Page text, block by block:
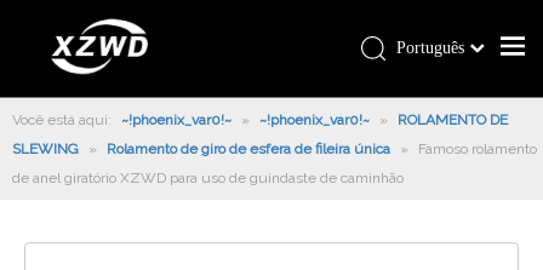
Português
Você está aqui: ~!phoenix_var0!~ » ~!phoenix_var0!~ »
ROLAMENTO DE
SLEWING
» Rolamento de giro de esfera de fileira única »
Famoso rolamento
de anel giratório XZWD para uso de guindaste de caminhão